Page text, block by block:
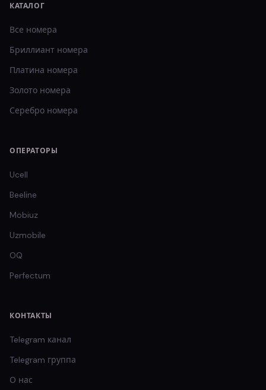
КАТАЛОГ
Все номера
Бриллиант номера
Платина номера
Золото номера
Серебро номера
ОПЕРАТОРЫ
Ucell
Beeline
Mobiuz
Uzmobile
OQ
Perfectum
КОНТАКТЫ
Telegram канал
Telegram группа
О нас